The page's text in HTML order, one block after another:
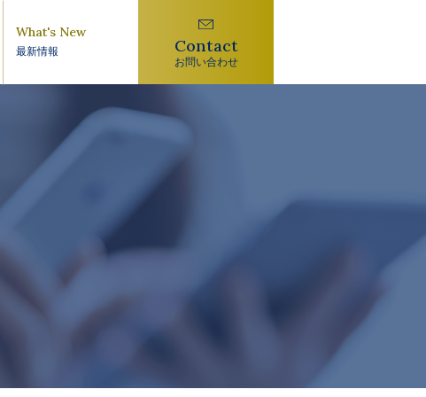
What's New
最新情報 Contact
お問い合わせ